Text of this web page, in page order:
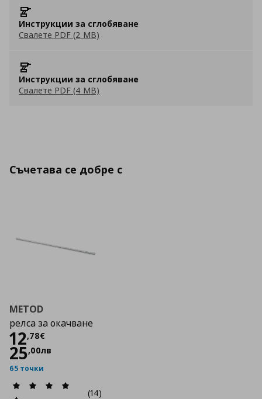
Инструкции за сглобяване
Свалете PDF (2 MB)
Инструкции за сглобяване
Свалете PDF (4 MB)
Съчетава се добре с
METOD
релса за окачване
12,78€
Цена
25,00лв
65 точки
(14)